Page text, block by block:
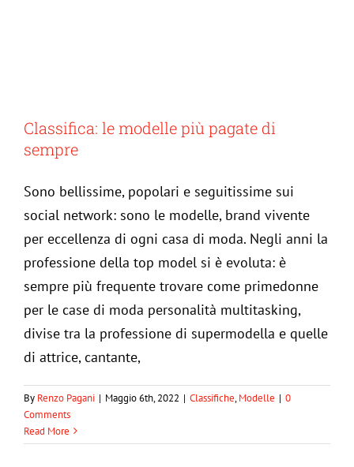
Classifica: le modelle più pagate di
sempre
Sono bellissime, popolari e seguitissime sui
social network: sono le modelle, brand vivente
per eccellenza di ogni casa di moda. Negli anni la
professione della top model si è evoluta: è
sempre più frequente trovare come primedonne
per le case di moda personalità multitasking,
divise tra la professione di supermodella e quelle
di attrice, cantante,
By Renzo Pagani | Maggio 6th, 2022 | Classifiche,Modelle | 0
Comments
Read More
Classifica: i fashion blogger più
Classifiche